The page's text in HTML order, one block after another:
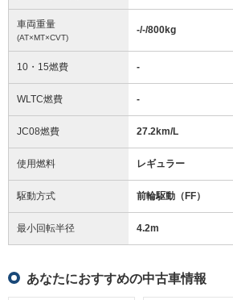
車両重量
(AT×MT×CVT)
-/-/800kg
10・15燃費 -
WLTC燃費 -
JC08燃費 27.2km/L
使用燃料 レギュラー
駆動方式 前輪駆動（FF）
最小回転半径 4.2m
あなたにおすすめの中古車情報